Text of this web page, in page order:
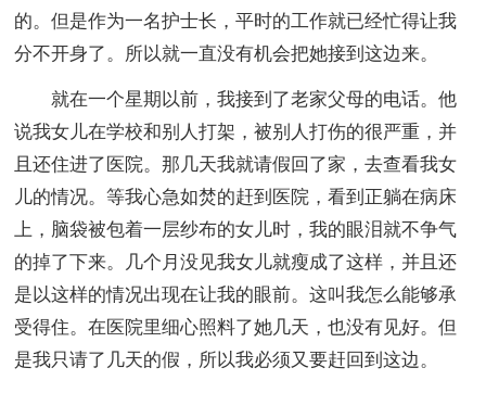
的。但是作为一名护士长，平时的工作就已经忙得让我
分不开身了。所以就一直没有机会把她接到这边来。
就在一个星期以前，我接到了老家父母的电话。他
说我女儿在学校和别人打架，被别人打伤的很严重，并
且还住进了医院。那几天我就请假回了家，去查看我女
儿的情况。等我心急如焚的赶到医院，看到正躺在病床
上，脑袋被包着一层纱布的女儿时，我的眼泪就不争气
的掉了下来。几个月没见我女儿就瘦成了这样，并且还
是以这样的情况出现在让我的眼前。这叫我怎么能够承
受得住。在医院里细心照料了她几天，也没有见好。但
是我只请了几天的假，所以我必须又要赶回到这边。